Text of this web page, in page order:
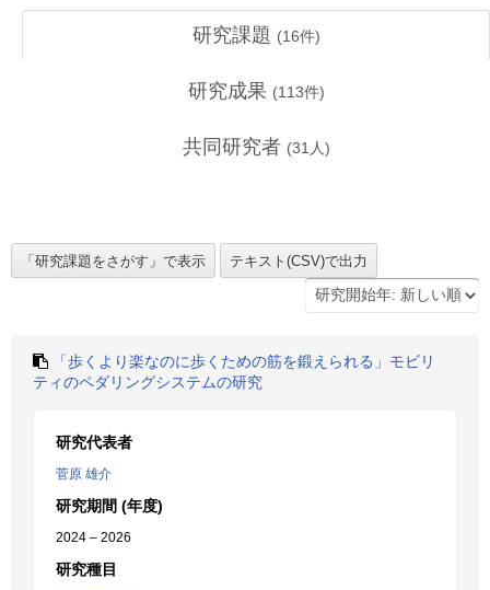
研究課題 (16件)
研究成果 (113件)
共同研究者 (31 人)
「歩くより楽なのに歩くための筋を鍛えられる」モビリ
ティのペダリングシステムの研究
研究代表者
菅原 雄介
研究期間 (年度)
2024 – 2026
研究種目